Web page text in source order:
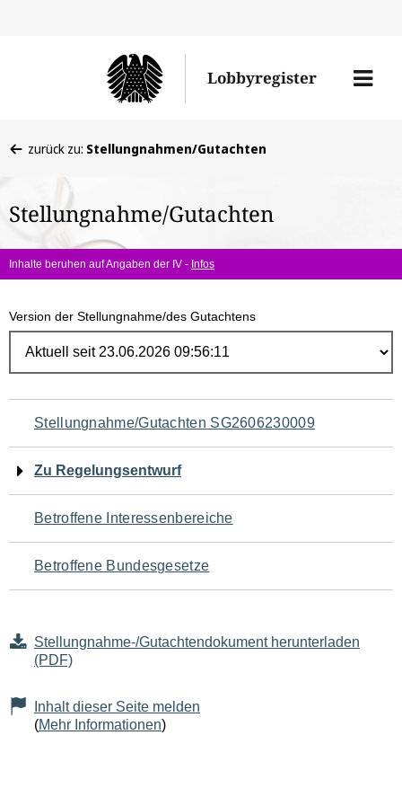
Lobbyregister
Menü
befinden
hier:
zurück zu: Stellungnahmen/Gutachten
Stellungnahme/Gutachten
Inhalte beruhen auf Angaben der IV - Infos
Version der Stellungnahme/des Gutachtens
Navigation
für
den
Seiteninhalt
Stellungnahme/Gutachten SG2606230009
Zu Regelungsentwurf
Betroffene Interessenbereiche
Betroffene Bundesgesetze
Stellungnahme-/Gutachtendokument herunterladen
(PDF)
Inhalt dieser Seite melden
(Mehr Informationen)